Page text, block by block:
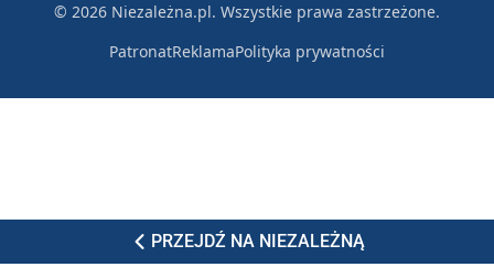
PRZEJDŹ NA NIEZALEŻNĄ
© 2026 Niezależna.pl. Wszystkie prawa zastrzeżone.
PatronatReklamaPolityka prywatności